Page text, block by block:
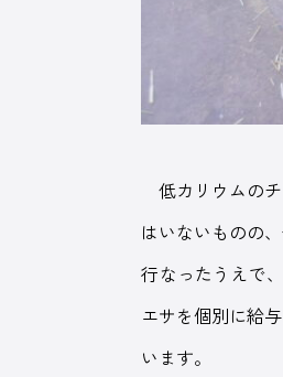
低カリウムの
はいないものの
行なったうえで
エサを個別に給
います。